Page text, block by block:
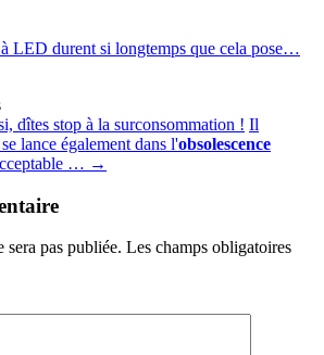
LED durent si longtemps que cela pose…
dîtes stop à la surconsommation ! Il
lance également dans l'obsolescence
… →
sera pas publiée. Les champs obligatoires